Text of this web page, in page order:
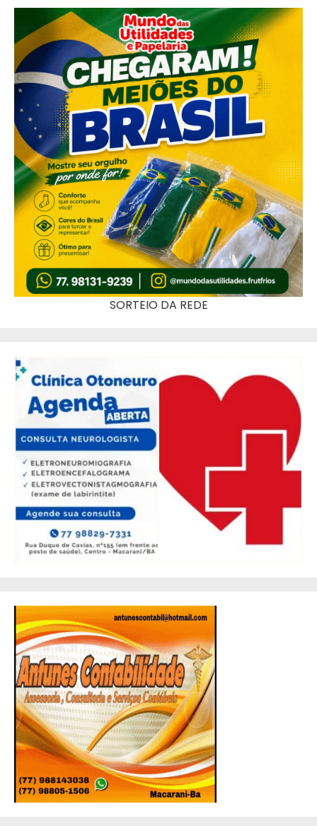
SORTEIO DA REDE